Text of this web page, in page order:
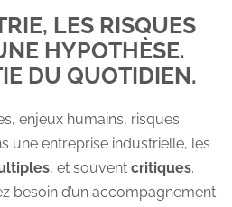
LES RISQUES
HYPOTHÈSE.
DU QUOTIDIEN.
enjeux humains, risques
une entreprise industrielle, les
, et souvent critiques.
besoin d’un accompagnement